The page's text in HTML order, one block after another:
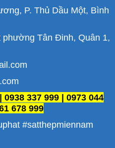
P. Thủ Dầu Một, Bình
phường Tân Đinh, Quân 1,
0938 337 999 | 0973 044
678 999
#satthepmiennam